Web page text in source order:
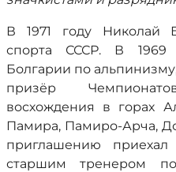
В 1971 году Николай
спорта СССР. В 1969
Болгарии по
призёр
восхождения в горах
Памира, Памиро-Арча,
приглашению
старшим тренером